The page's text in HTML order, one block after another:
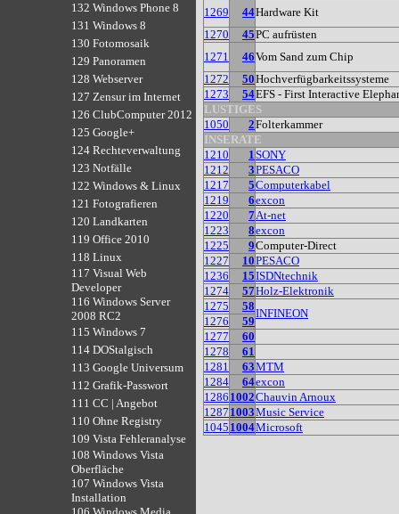
132 Windows Phone 8
131 Windows 8
130 Fotomosaik
129 Panoramen
128 Webserver
127 Zensur im Internet
126 ClubComputer 2012
125 Google+
124 Rechteverwaltung
123 Notfälle
122 Windows & Linux
121 Fotografieren
120 Landkarten
119 Office 2010
118 Linux
117 Visual Web
Developer
116 Windows Server
2008 RC2
115 Windows 7
114 DOStalgisch
113 Google Universum
112 Grafik-Passwort
111 CC | Angebot
110 Ohne Registry
109 Vista Fehleranalyse
108 Windows Vista
Oberfläche
107 Windows Vista
Installation
1269
44Hardware Kit
1270
45PC aufrüsten
1271
46Vom Sand zum Chip
1272
50Hochverfügbarkeitssysteme
1273
54EFS - First Interactive
LUSTIGES
1050
2Folterkammer
INSERATE
1210
1SONY
1212
3PESACO
1217
5Computerkabel
1219
6excon
1220
7At-net
1223
8excon
1225
9Computer-Direct
1227
10PESACO
1236
15ISDNtechnik
1274
57Holz-Elektronik
1275
58
INFINEON
1276
59
1277
60
1278
61
1281
63MTM
1284
64excon
1286 1002Chauvin Arnoux
1287 1003Music Service
1045 1004Microsoft